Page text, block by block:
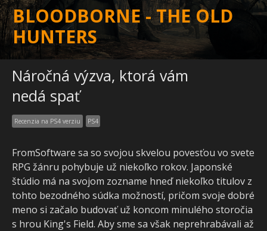
BLOODBORNE - THE OLD
HUNTERS
Náročná výzva, ktorá vám
nedá spať
Recenzia na PS4 verziu PS4
FromSoftware sa so svojou skvelou povesťou vo svete
RPG žánru pohybuje už niekoľko rokov. Japonské
štúdio má na svojom zozname hneď niekoľko titulov z
tohto bezodného súdka možností, pričom svoje dobré
meno si začalo budovať už koncom minulého storočia
s hrou King's Field. Aby sme sa však neprehrabávali až